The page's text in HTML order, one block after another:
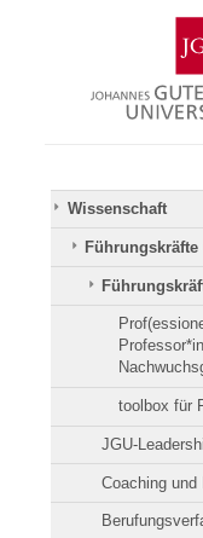
Gutenberg-
Universität
Mainz
Wissenschaft
toolbox für
JGU-
Coaching und